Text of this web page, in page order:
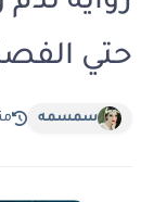
حتي
سمسمه